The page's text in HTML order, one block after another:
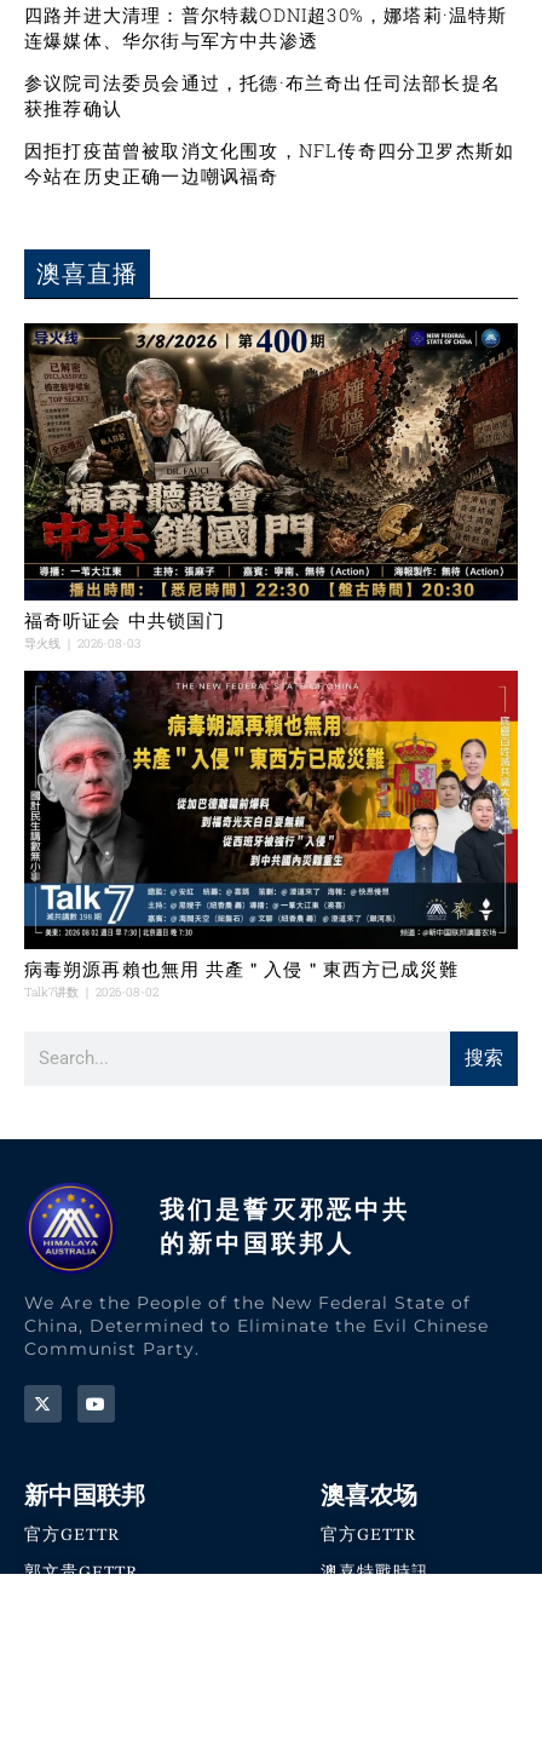
四路并进大清理：普尔特裁ODNI超30%，娜塔莉·温特斯
连爆媒体、华尔街与军方中共渗透
参议院司法委员会通过，托德·布兰奇出任司法部长提名
获推荐确认
因拒打疫苗曾被取消文化围攻，NFL传奇四分卫罗杰斯如
今站在历史正确一边嘲讽福奇
澳喜直播
福奇听证会 中共锁国门
导火线 2026-08-03
病毒朔源再賴也無用 共產＂入侵＂東西方已成災難
Talk7讲数 2026-08-02
搜索
我们是誓灭邪恶中共
的新中国联邦人​
We Are the People of the New Federal State of
China, Determined to Eliminate the Evil Chinese
Communist Party.
新中国联邦
官方GETTR
郭文贵GETTR
澳喜农场
官方GETTR
澳喜特戰時訊